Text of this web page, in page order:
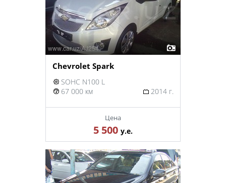
Chevrolet Spark
SOHC N100 L
67 000 км
2014 г.
Цена
5 500 у.е.